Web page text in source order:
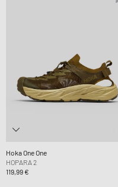
Hoka One One
HOPARA 2
119,99 €